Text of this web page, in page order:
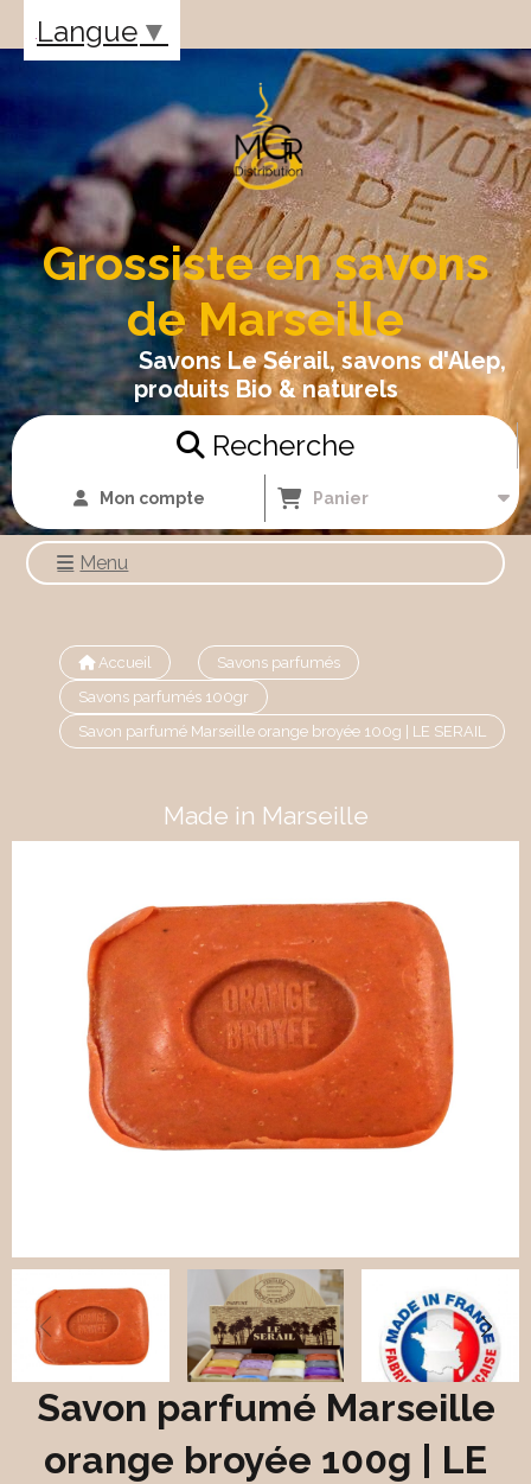
Grossiste en savons
de Marseille
Savons Le Sérail, savons d'Alep,
produits Bio & naturels
Recherche
Mon compte Panier
Menu
Accueil
Savons parfumés
Savons parfumés 100gr
Savon parfumé Marseille orange broyée 100g | LE SERAIL
Made in Marseille
Savon parfumé Marseille
orange broyée 100g | LE
Langue ▼